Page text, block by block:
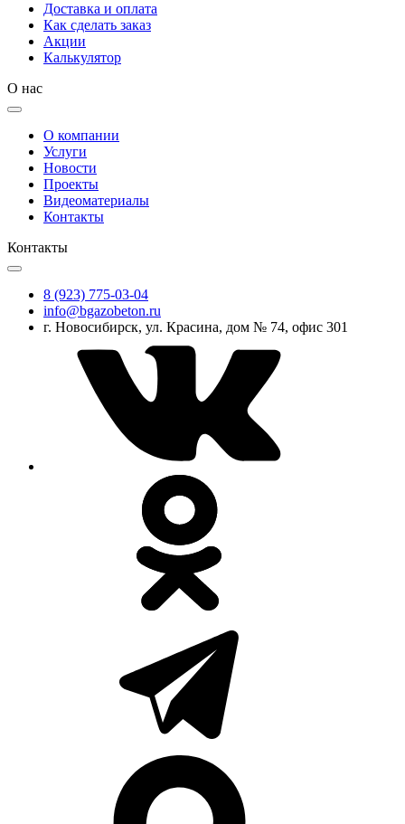
Доставка и оплата
Как сделать заказ
Акции
Калькулятор
О нас
О компании
Услуги
Новости
Проекты
Видеоматериалы
Контакты
Контакты
8 (923) 775-03-04
info@bgazobeton.ru
г. Новосибирск, ул. Красина, дом № 74, офис 301